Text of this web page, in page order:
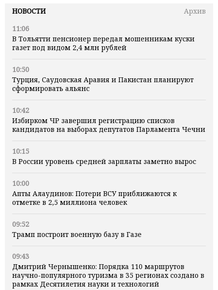
НОВОСТИ
Архив
11:06
В Тольятти пенсионер передал мошенникам куски
газет под видом 2,4 млн рублей
10:50
Турция, Саудовская Аравия и Пакистан планируют
сформировать альянс
10:42
Избирком ЧР завершил регистрацию списков
кандидатов на выборах депутатов Парламента Чечни
10:15
В России уровень средней зарплаты заметно вырос
10:00
Апты Алаудинов: Потери ВСУ приближаются к
отметке в 2,5 миллиона человек
09:52
Трамп построит военную базу в Газе
09:43
Дмитрий Чернышенко: Порядка 110 маршрутов
научно-популярного туризма в 35 регионах создано в
рамках Десятилетия науки и технологий